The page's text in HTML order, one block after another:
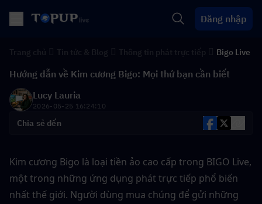
Đăng nhập
Bigo Live
Hướng dẫn về Kim cương Bigo: Mọi thứ bạn cần biết
Lucy Lauria
2026-05-25 16:24:10
Chia sẻ đến
Kim cương Bigo là loại tiền ảo cao cấp trong BIGO Live,
một trong những ứng dụng phát trực tiếp phổ biến
nhất thế giới. Người dùng mua chúng để gửi những